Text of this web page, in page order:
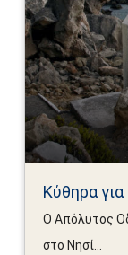
Κύθηρα
Ο Απόλυτος
στο Νησί...